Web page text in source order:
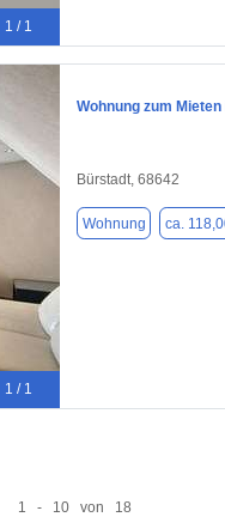
1 / 1
1 / 1
Wohnung zum
Bürstadt, 68642
Wohnung ca.
1 - 10 von 18